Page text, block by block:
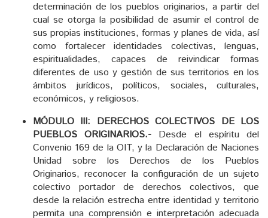
determinación de los pueblos originarios, a partir del
cual se otorga la posibilidad de asumir el control de
sus propias instituciones, formas y planes de vida, así
como fortalecer identidades colectivas, lenguas,
espiritualidades, capaces de reivindicar formas
diferentes de uso y gestión de sus territorios en los
ámbitos jurídicos, políticos, sociales, culturales,
económicos, y religiosos.
MÓDULO III: DERECHOS COLECTIVOS DE LOS
PUEBLOS ORIGINARIOS.- Desde el espíritu del
Convenio 169 de la OIT, y la Declaración de Naciones
Unidad sobre los Derechos de los Pueblos
Originarios, reconocer la configuración de un sujeto
colectivo portador de derechos colectivos, que
desde la relación estrecha entre identidad y territorio
permita una comprensión e interpretación adecuada